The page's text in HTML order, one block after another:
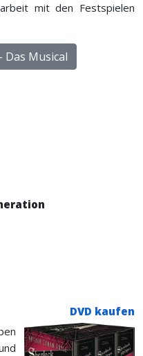
mit den Festspielen
Das Musical
DVD kaufen